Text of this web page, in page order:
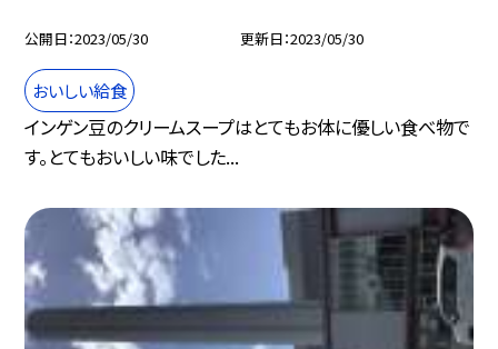
公開日 2023/05/30 更新日 2023/05/30
おいしい給食
インゲン豆のクリームスープはとてもお体に優しい食べ物で
す。とてもおいしい味でした...